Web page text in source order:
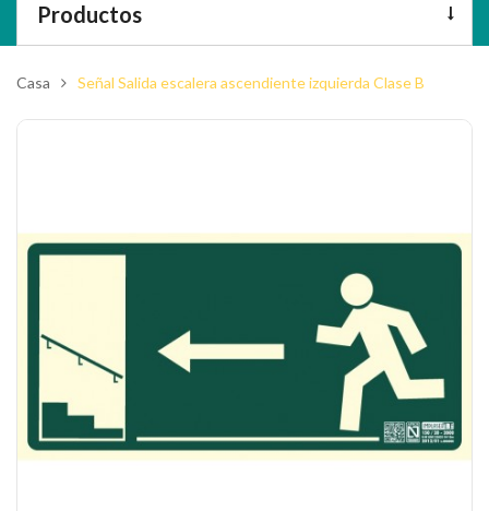
Productos
Casa Señal Salida escalera ascendiente izquierda Clase B